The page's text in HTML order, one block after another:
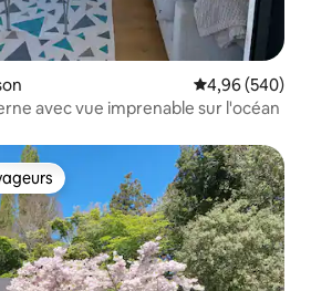
Évaluation
4,96 (540)
avec vue imprenable sur l'océan
les plus appréciés